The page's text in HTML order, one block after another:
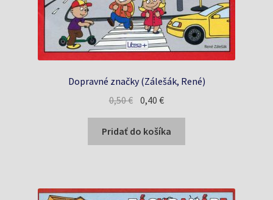
Dopravné značky (Zálešák, René)
0,50€ Pôvodná
cena
bola:
0,50 €.
0,40€Aktuálna
cena
je:
0,40 €.
Pridať do košíka